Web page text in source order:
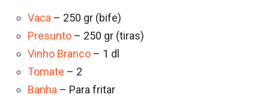
Vaca – 250 gr (bife)
Presunto – 250 gr (tiras)
Vinho Branco – 1 dl
Tomate – 2
Banha – Para fritar